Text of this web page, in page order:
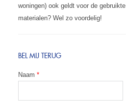
woningen) ook geldt voor de gebruikte
materialen? Wel zo voordelig!
BEL MIJ TERUG
Naam *